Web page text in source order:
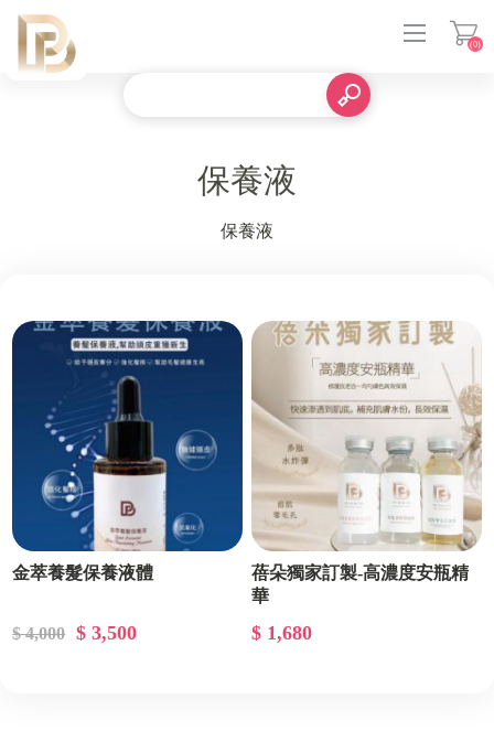
(0)
保養液
保養液
金萃養髮保養液體
$ 4,000 $ 3,500
蓓朵獨家訂製-高濃度安瓶精
華
$ 1,680